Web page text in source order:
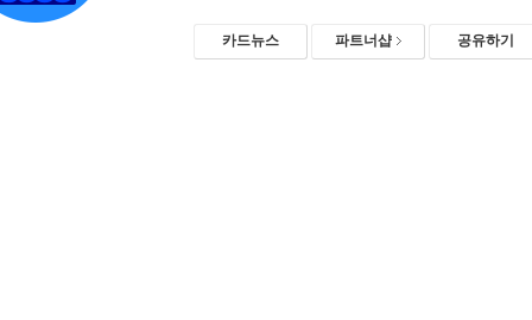
카드뉴스 파트너샵 공유하기